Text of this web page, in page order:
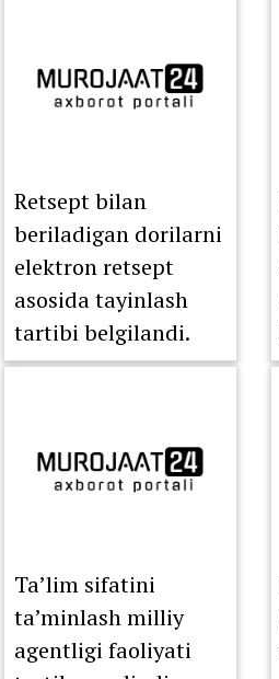
Retsept bilan
beriladigan dorilarni
elektron retsept
asosida tayinlash
tartibi belgilandi.
Ta’lim sifatini
ta’minlash milliy
agentligi faoliyati